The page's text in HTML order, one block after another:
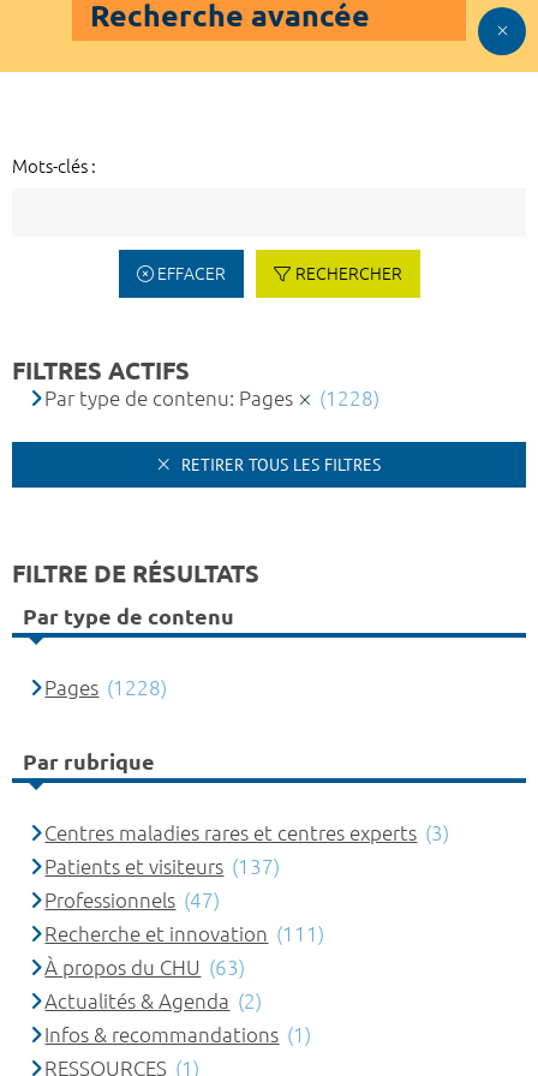
Recherche avancée
Mots-clés :
EFFACER RECHERCHER
FILTRES ACTIFS
Par type de contenu: Pages (1228)
RETIRER TOUS LES FILTRES
FILTRE DE RÉSULTATS
Par type de contenu
Pages (1228)
Par rubrique
Centres maladies rares et centres experts (3)
Patients et visiteurs (137)
Professionnels (47)
Recherche et innovation (111)
À propos du CHU (63)
Actualités & Agenda (2)
Infos & recommandations (1)
RESSOURCES (1)